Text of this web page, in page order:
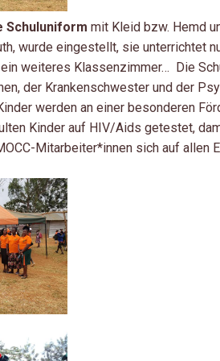
Schuluniform mit Kleid bzw. Hemd
wurde eingestellt, sie
weiteres Klassenzimmer… Die
der Krankenschwester und der
werden an einer besonderen
Kinder auf HIV/Aids getestet,
Mitarbeiter*innen sich auf allen